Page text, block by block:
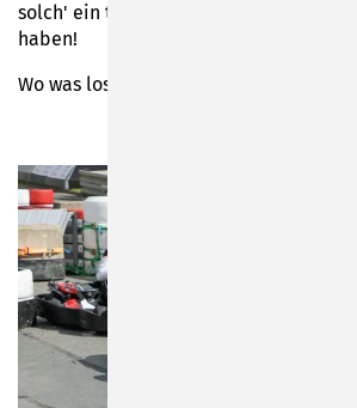
solch' ein tolles Wochenende auf die
haben!
Wo was los ist, finden Sie